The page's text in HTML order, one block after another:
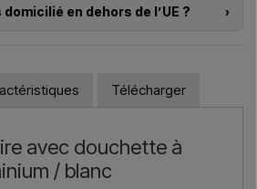
– du choix du modèle à la bonne
nous – réponse rapide.
en dehors de l’UE ?
›
sur le webshop. En revanche, vous
et recevoir un prix avec la livraison et,
l’article qui vous intéresse (référence ou
que les adresses de facturation et de
Télécharger
avec douchette à
/ blanc